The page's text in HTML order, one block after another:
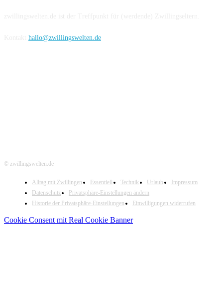
hallo@zwillingswelten.de
© zwillingswelten.de
Alltag mit Zwillingen Essentiell Technik Urlaub
Impressum
Datenschutz
Privatsphäre-Einstellungen ändern
Historie der Privatsphäre-Einstellungen
Einwilligungen widerrufen
Cookie Consent mit Real Cookie Banner